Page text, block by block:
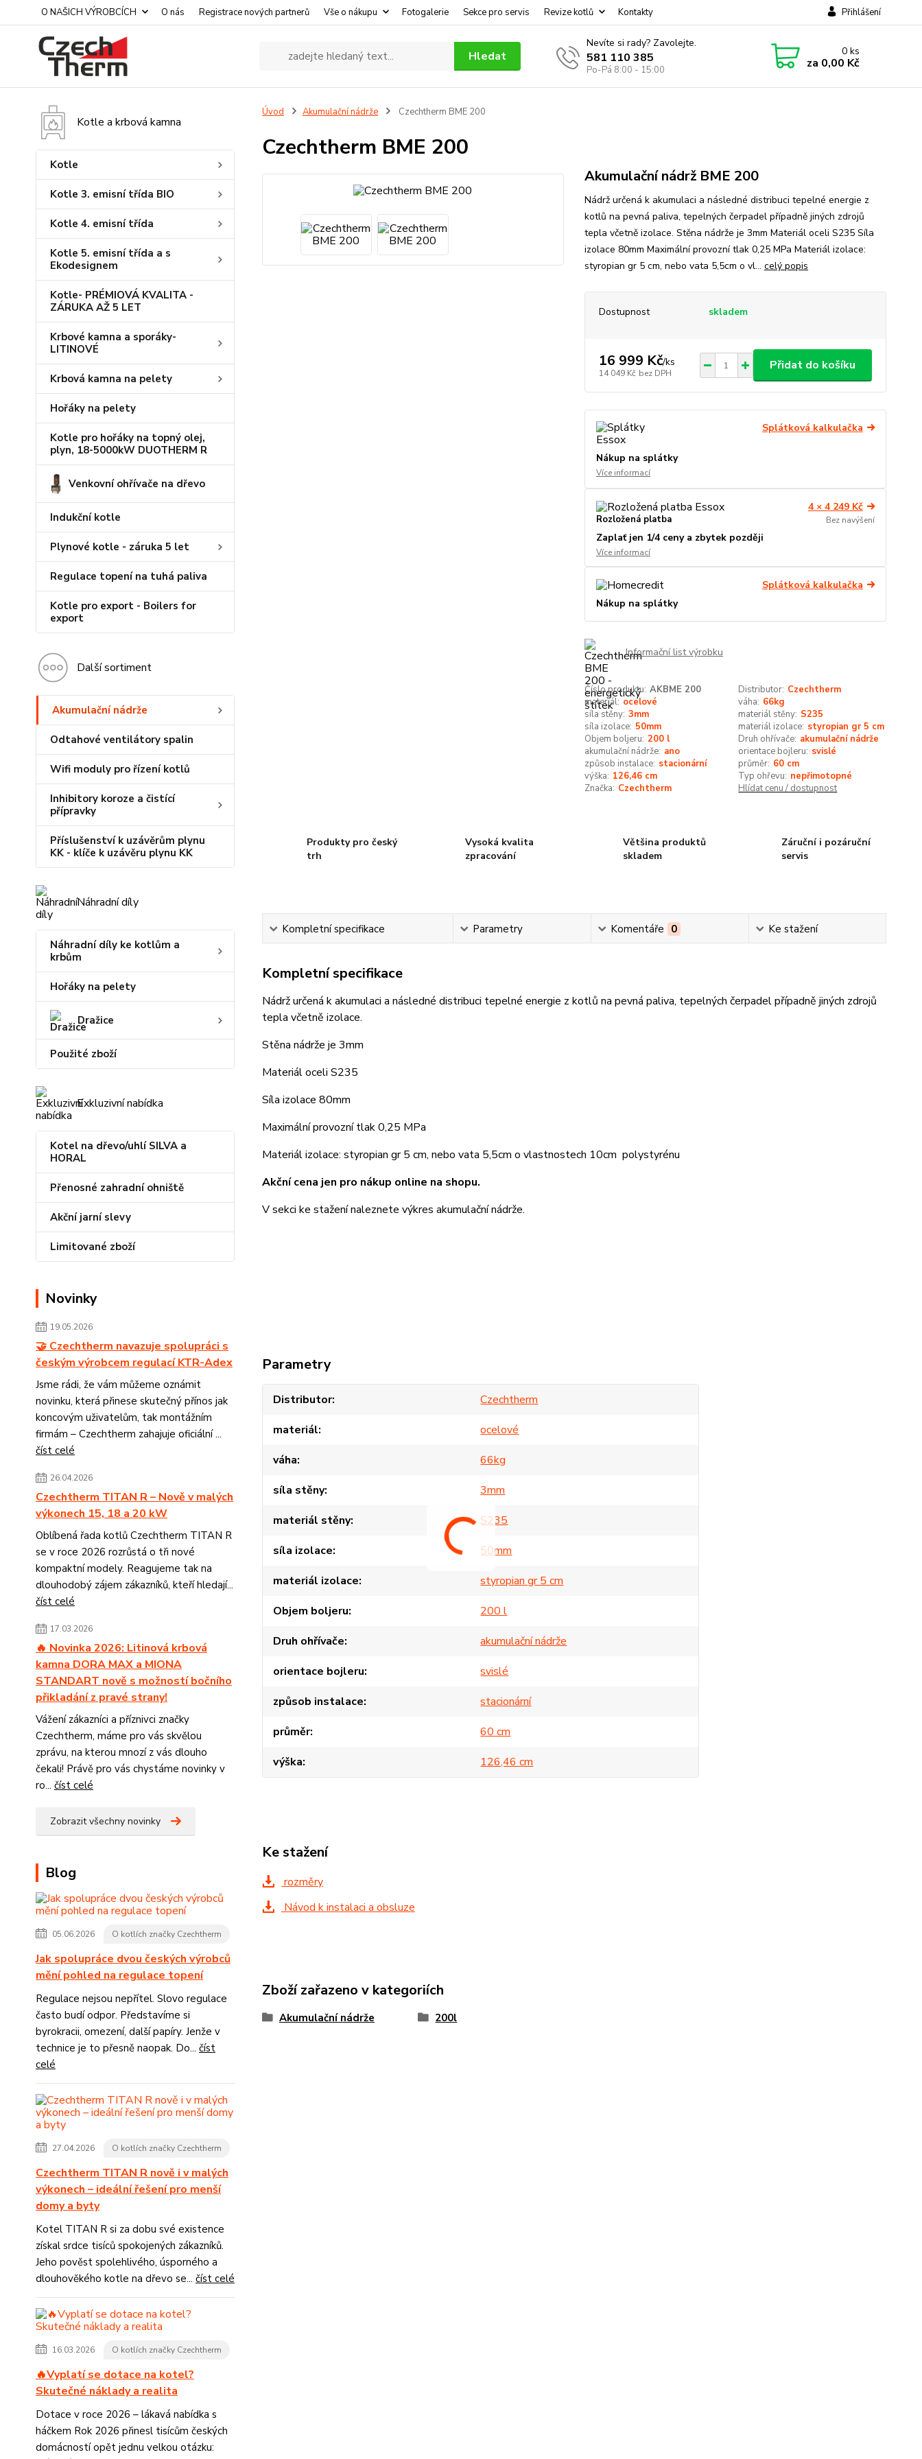
O NAŠICH VÝROBCÍCH O nás Registrace nových partnerů Vše o nákupu Fotogalerie Sekce pro servis Revize kotlů Kontakty Přihlášení
Hledat
Nevíte si rady? Zavolejte.
581 110 385
Po-Pá 8:00 - 15:00
0ks
za 0,00 Kč
Kotle a krbová kamna
Kotle
Kotle 3. emisní třída BIO
Kotle 4. emisní třída
Kotle 5. emisní třída a s
Ekodesignem
Kotle- PRÉMIOVÁ KVALITA -
ZÁRUKA AŽ 5 LET
Krbové kamna a sporáky-
LITINOVÉ
Krbová kamna na pelety
Hořáky na pelety
Kotle pro hořáky na topný olej,
plyn, 18-5000kW DUOTHERM R
Venkovní ohřívače na dřevo
Indukční kotle
Plynové kotle - záruka 5 let
Regulace topení na tuhá paliva
Kotle pro export - Boilers for
export
Další sortiment
Akumulační nádrže
Odtahové ventilátory spalin
Wifi moduly pro řízení kotlů
Inhibitory koroze a čistící
přípravky
Příslušenství k uzávěrům plynu
KK - klíče k uzávěru plynu KK
Náhradní díly
Náhradní díly ke kotlům a
krbům
Hořáky na pelety
Dražice
Použité zboží
Exkluzivní nabídka
Kotel na dřevo/uhlí SILVA a
HORAL
Přenosné zahradní ohniště
Akční jarní slevy
Limitované zboží
Novinky
19.05.2026
🤝 Czechtherm navazuje spolupráci s
českým výrobcem regulací KTR-Adex
Jsme rádi, že vám můžeme oznámit
novinku, která přinese skutečný přínos jak
koncovým uživatelům, tak montážním
firmám – Czechtherm zahajuje oficiální ...
číst celé
26.04.2026
Czechtherm TITAN R – Nově v malých
výkonech 15, 18 a 20 kW
Oblíbená řada kotlů Czechtherm TITAN R
se v roce 2026 rozrůstá o tři nové
kompaktní modely. Reagujeme tak na
dlouhodobý zájem zákazníků, kteří hledají...
číst celé
17.03.2026
🔥 Novinka 2026: Litinová krbová
kamna DORA MAX a MIONA
STANDART nově s možností bočního
přikladání z pravé strany!
Vážení zákazníci a příznivci značky
Czechtherm, máme pro vás skvělou
zprávu, na kterou mnozí z vás dlouho
čekali! Právě pro vás chystáme novinky v
ro... číst celé
Zobrazit všechny novinky
Blog
05.06.2026 O kotlích značky Czechtherm
Jak spolupráce dvou českých výrobců
mění pohled na regulace topení
Regulace nejsou nepřítel. Slovo regulace
často budí odpor. Představíme si
byrokracii, omezení, další papíry. Jenže v
technice je to přesně naopak. Do... číst
celé
27.04.2026 O kotlích značky Czechtherm
Czechtherm TITAN R nově i v malých
výkonech – ideální řešení pro menší
domy a byty
Kotel TITAN R si za dobu své existence
získal srdce tisíců spokojených zákazníků.
Jeho pověst spolehlivého, úsporného a
dlouhověkého kotle na dřevo se... číst celé
16.03.2026 O kotlích značky Czechtherm
🔥Vyplatí se dotace na kotel?
Skutečné náklady a realita
Dotace v roce 2026 – lákavá nabídka s
háčkem Rok 2026 přinesl tisícům českých
domácností opět jednu velkou otázku:
Úvod Akumulační nádrže Czechtherm BME 200
Czechtherm BME 200
Akumulační nádrž BME 200
Nádrž určená k akumulaci a následné distribuci tepelné energie z
kotlů na pevná paliva, tepelných čerpadel případně jiných zdrojů
tepla včetně izolace. Stěna nádrže je 3mm Materiál oceli S235 Síla
izolace 80mm Maximální provozní tlak 0,25 MPa Materiál izolace:
styropian gr 5 cm, nebo vata 5,5cm o vl... celý popis
Dostupnost skladem
16 999 Kč/ks
14 049 Kč bez DPH
Přidat do košíku
Splátková kalkulačka
Nákup na splátky
Více informací
Rozložená platba
4 × 4 249 Kč
Bez navýšení
Zaplať jen 1/4 ceny a zbytek později
Více informací
Splátková kalkulačka
Nákup na splátky
Informační list výrobku
Číslo produktu: AKBME 200 Distributor: Czechtherm
materiál: ocelové váha: 66kg
síla stěny: 3mm materiál stěny: S235
síla izolace: 50mm materiál izolace: styropian gr 5 cm
Objem boljeru: 200 l Druh ohřívače: akumulační nádrže
akumulační nádrže: ano orientace bojleru: svislé
způsob instalace: stacionární průměr: 60 cm
výška: 126,46 cm Typ ohřevu: nepřimotopné
Značka: Czechtherm Hlídat cenu / dostupnost
Produkty pro český
trh
Vysoká kvalita
zpracování
Většina produktů
skladem
Záruční i pozáruční
servis
Kompletní specifikace Parametry Komentáře 0 Ke stažení
Kompletní specifikace
Nádrž určená k akumulaci a následné distribuci tepelné energie z kotlů na pevná paliva, tepelných čerpadel případně jiných zdrojů
tepla včetně izolace.
Stěna nádrže je 3mm
Materiál oceli S235
Síla izolace 80mm
Maximální provozní tlak 0,25 MPa
Materiál izolace: styropian gr 5 cm, nebo vata 5,5cm o vlastnostech 10cm polystyrénu
Akční cena jen pro nákup online na shopu.
V sekci ke stažení naleznete výkres akumulační nádrže.
Parametry
Distributor
Czechtherm
materiál
ocelové
váha
66kg
síla stěny
3mm
materiál stěny
S235
síla izolace
50mm
materiál izolace
styropian gr 5 cm
Objem boljeru
200 l
Druh ohřívače
akumulační nádrže
orientace bojleru
svislé
způsob instalace
stacionární
průměr
60 cm
výška
126,46 cm
Ke stažení
rozměry
Návod k instalaci a obsluze
Zboží zařazeno v kategoriích
Akumulační nádrže 200l